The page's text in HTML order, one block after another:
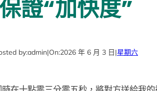
證“加快度”
by:admin|On:2026 年 6 月 3 日|星期六